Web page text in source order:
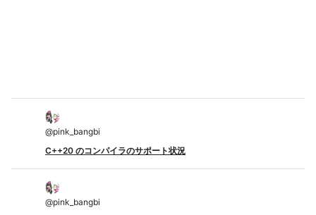
@pink_bangbi
C++20 のコンパイラのサポート状況
@pink_bangbi